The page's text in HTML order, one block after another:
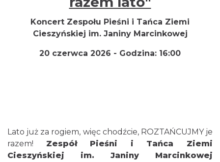
Koncert KARUZELA GNA
Koncert Zespołu Pieśni i Tańca Ziemi
Cieszyńskiej im. Janiny Marcinkowej
20 czerwca 2026 - Godzina: 16:00
Lato już za rogiem, więc chodźcie, ROZTAŃCUJMY je
razem! Zespół Pieśni i Tańca Ziemi
Cieszyńskiej im. Janiny Marcinkowej